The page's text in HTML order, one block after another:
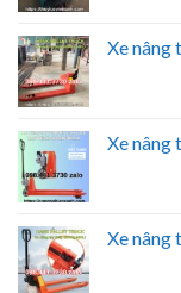
Xe
Xe nâng
Xe